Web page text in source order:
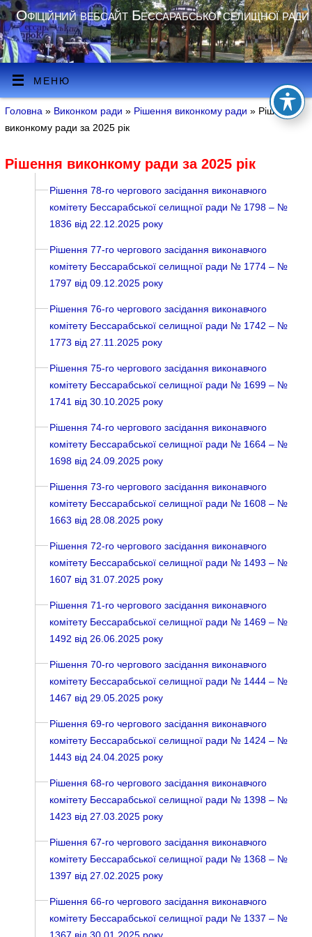
Офіційний вебсайт Бессарабської селищної ради
МЕНЮ
Головна » Виконком ради» Рішення виконкому ради» Рішення
виконкому ради за 2025 рік
Рішення виконкому ради за 2025 рік
Рішення 78-го чергового засідання виконавчого
комітету Бессарабської селищної ради № 1798 – №
1836 від 22.12.2025 року
Рішення 77-го чергового засідання виконавчого
комітету Бессарабської селищної ради № 1774 – №
1797 від 09.12.2025 року
Рішення 76-го чергового засідання виконавчого
комітету Бессарабської селищної ради № 1742 – №
1773 від 27.11.2025 року
Рішення 75-го чергового засідання виконавчого
комітету Бессарабської селищної ради № 1699 – №
1741 від 30.10.2025 року
Рішення 74-го чергового засідання виконавчого
комітету Бессарабської селищної ради № 1664 – №
1698 від 24.09.2025 року
Рішення 73-го чергового засідання виконавчого
комітету Бессарабської селищної ради № 1608 – №
1663 від 28.08.2025 року
Рішення 72-го чергового засідання виконавчого
комітету Бессарабської селищної ради № 1493 – №
1607 від 31.07.2025 року
Рішення 71-го чергового засідання виконавчого
комітету Бессарабської селищної ради № 1469 – №
1492 від 26.06.2025 року
Рішення 70-го чергового засідання виконавчого
комітету Бессарабської селищної ради № 1444 – №
1467 від 29.05.2025 року
Рішення 69-го чергового засідання виконавчого
комітету Бессарабської селищної ради № 1424 – №
1443 від 24.04.2025 року
Рішення 68-го чергового засідання виконавчого
комітету Бессарабської селищної ради № 1398 – №
1423 від 27.03.2025 року
Рішення 67-го чергового засідання виконавчого
комітету Бессарабської селищної ради № 1368 – №
1397 від 27.02.2025 року
Рішення 66-го чергового засідання виконавчого
комітету Бессарабської селищної ради № 1337 – №
1367 від 30.01.2025 року